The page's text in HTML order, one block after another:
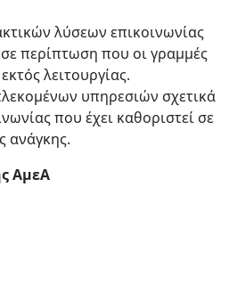
λύσεων επικοινωνίας
περίπτωση που οι γραμμές
λειτουργίας.
υπηρεσιών σχετικά
που έχει καθοριστεί σε
ανάγκης.
ΑμεΑ